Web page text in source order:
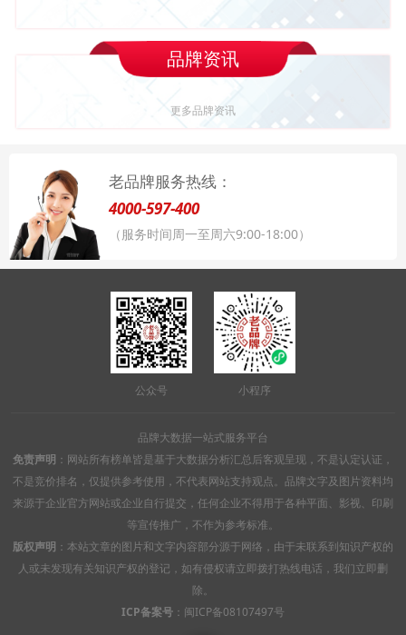
品牌资讯
更多品牌资讯
老品牌服务热线：
4000-597-400
（服务时间周一至周六9:00-18:00）
公众号 小程序
品牌大数据一站式服务平台
免责声明 ：网站所有榜单皆是基于大数据分析汇总后客观呈现，不是认定认证，
不是竞价排名，仅提供参考使用，不代表网站支持观点。品牌文字及图片资料均
来源于企业官方网站或企业自行提交，任何企业不得用于各种平面、影视、印刷
等宣传推广，不作为参考标准。
版权声明 ：本站文章的图片和文字内容部分源于网络，由于未联系到知识产权的
人或未发现有关知识产权的登记，如有侵权请立即拨打热线电话，我们立即删
除。
ICP备案号 ： 闽ICP备08107497号